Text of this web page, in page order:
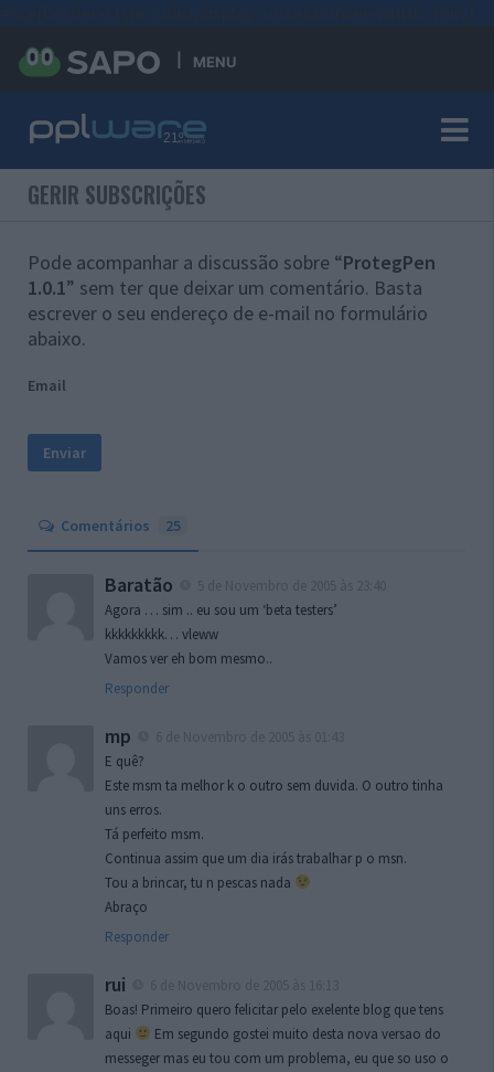
MENU
GERIR SUBSCRIÇÕES
Pode acompanhar a discussão sobre “ProtegPen
1.0.1” sem ter que deixar um comentário. Basta
escrever o seu endereço de e-mail no formulário
abaixo.
Email
Comentários 25
Baratão
Agora … sim .. eu sou um ‘beta testers’
kkkkkkkkk… vleww
Vamos ver eh bom mesmo..
Responder
mp
E quê?
Este msm ta melhor k o outro sem duvida. O outro tinha
uns erros.
Tá perfeito msm.
Continua assim que um dia irás trabalhar p o msn.
Tou a brincar, tu n pescas nada
Abraço
Responder
rui
Boas! Primeiro quero felicitar pelo exelente blog que tens
aqui
Em segundo gostei muito desta nova versao do
messeger mas eu tou com um problema, eu que so uso o